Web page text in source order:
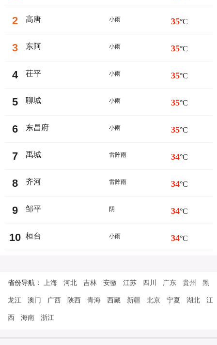
2 高唐 小雨 35°C
3 东阿 小雨 35°C
4 茌平 小雨 35°C
5 聊城 小雨 35°C
6 东昌府 小雨 35°C
7 禹城 雷阵雨 34°C
8 齐河 雷阵雨 34°C
9 邹平 阴 34°C
10 桓台 小雨 34°C
省份导航： 上海 河北 吉林 安徽 江苏 四川 广东 贵州 黑
龙江 澳门 广西 陕西 青海 西藏 新疆 北京 宁夏 湖北 江
西 海南 浙江